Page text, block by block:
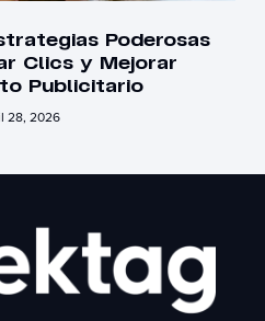
Poderosas
Clics y Mejorar
Publicitario
28, 2026